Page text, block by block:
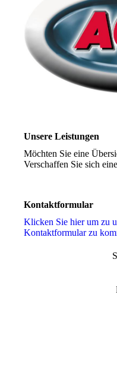
Unsere Leistungen
Möchten Sie eine
Verschaffen Sie sich
Kontaktformular
Klicken Sie hier um zu
Kon­takt­for­mu­lar zu